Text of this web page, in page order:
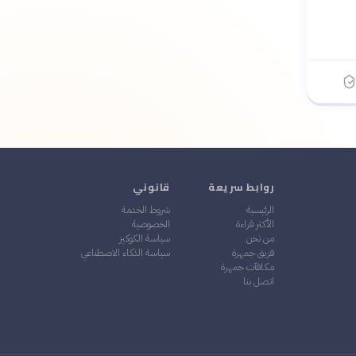
روابط سريعة
الرئيسية
الأكثر قراءة
من نحن
فريق جمهرة
مكافآت جمهرة
اتصل بنا
قانوني
شروط الخدمة
الخصوصية
سياسة الكوكيز
سياسة الذكاء الاصطناعي